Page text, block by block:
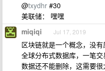
@txydhr #30
美联储： 嘿嘿
miqiqi Jul 17, 2019
区块链就是一个概念，没有
全球分布式数据库，一笔
数据还不能删除，这需要